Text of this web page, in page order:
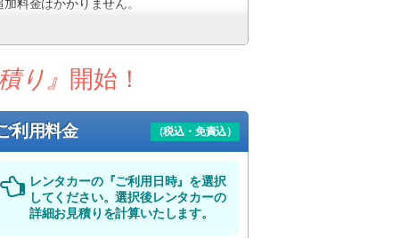
料金はかかりません。
迎便）
いたします。
ださい。
り』 開始！
利用料金 （税込・免責込）
レンタカーの『ご利用日時』を選択
してください。選択後レンタカーの
詳細お見積りを計算いたします。